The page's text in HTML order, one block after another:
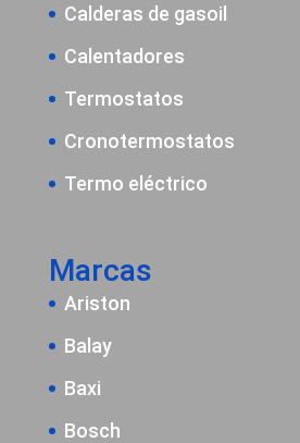
Calderas de gasoil
Calentadores
Termostatos
Cronotermostatos
Termo eléctrico
Marcas
Ariston
Balay
Baxi
Bosch